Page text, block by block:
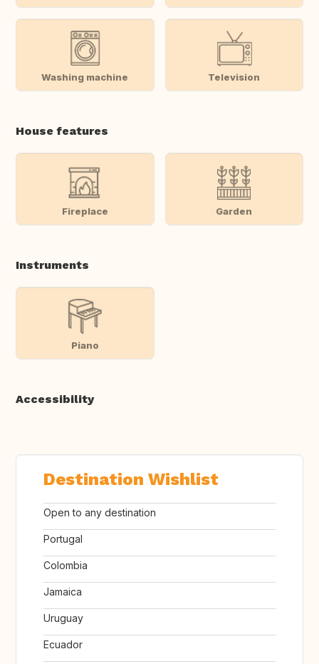
Washing machine Television
House features
Fireplace Garden
Instruments
Piano
Accessibility
Destination Wishlist
Open to any destination
Portugal
Colombia
Jamaica
Uruguay
Ecuador